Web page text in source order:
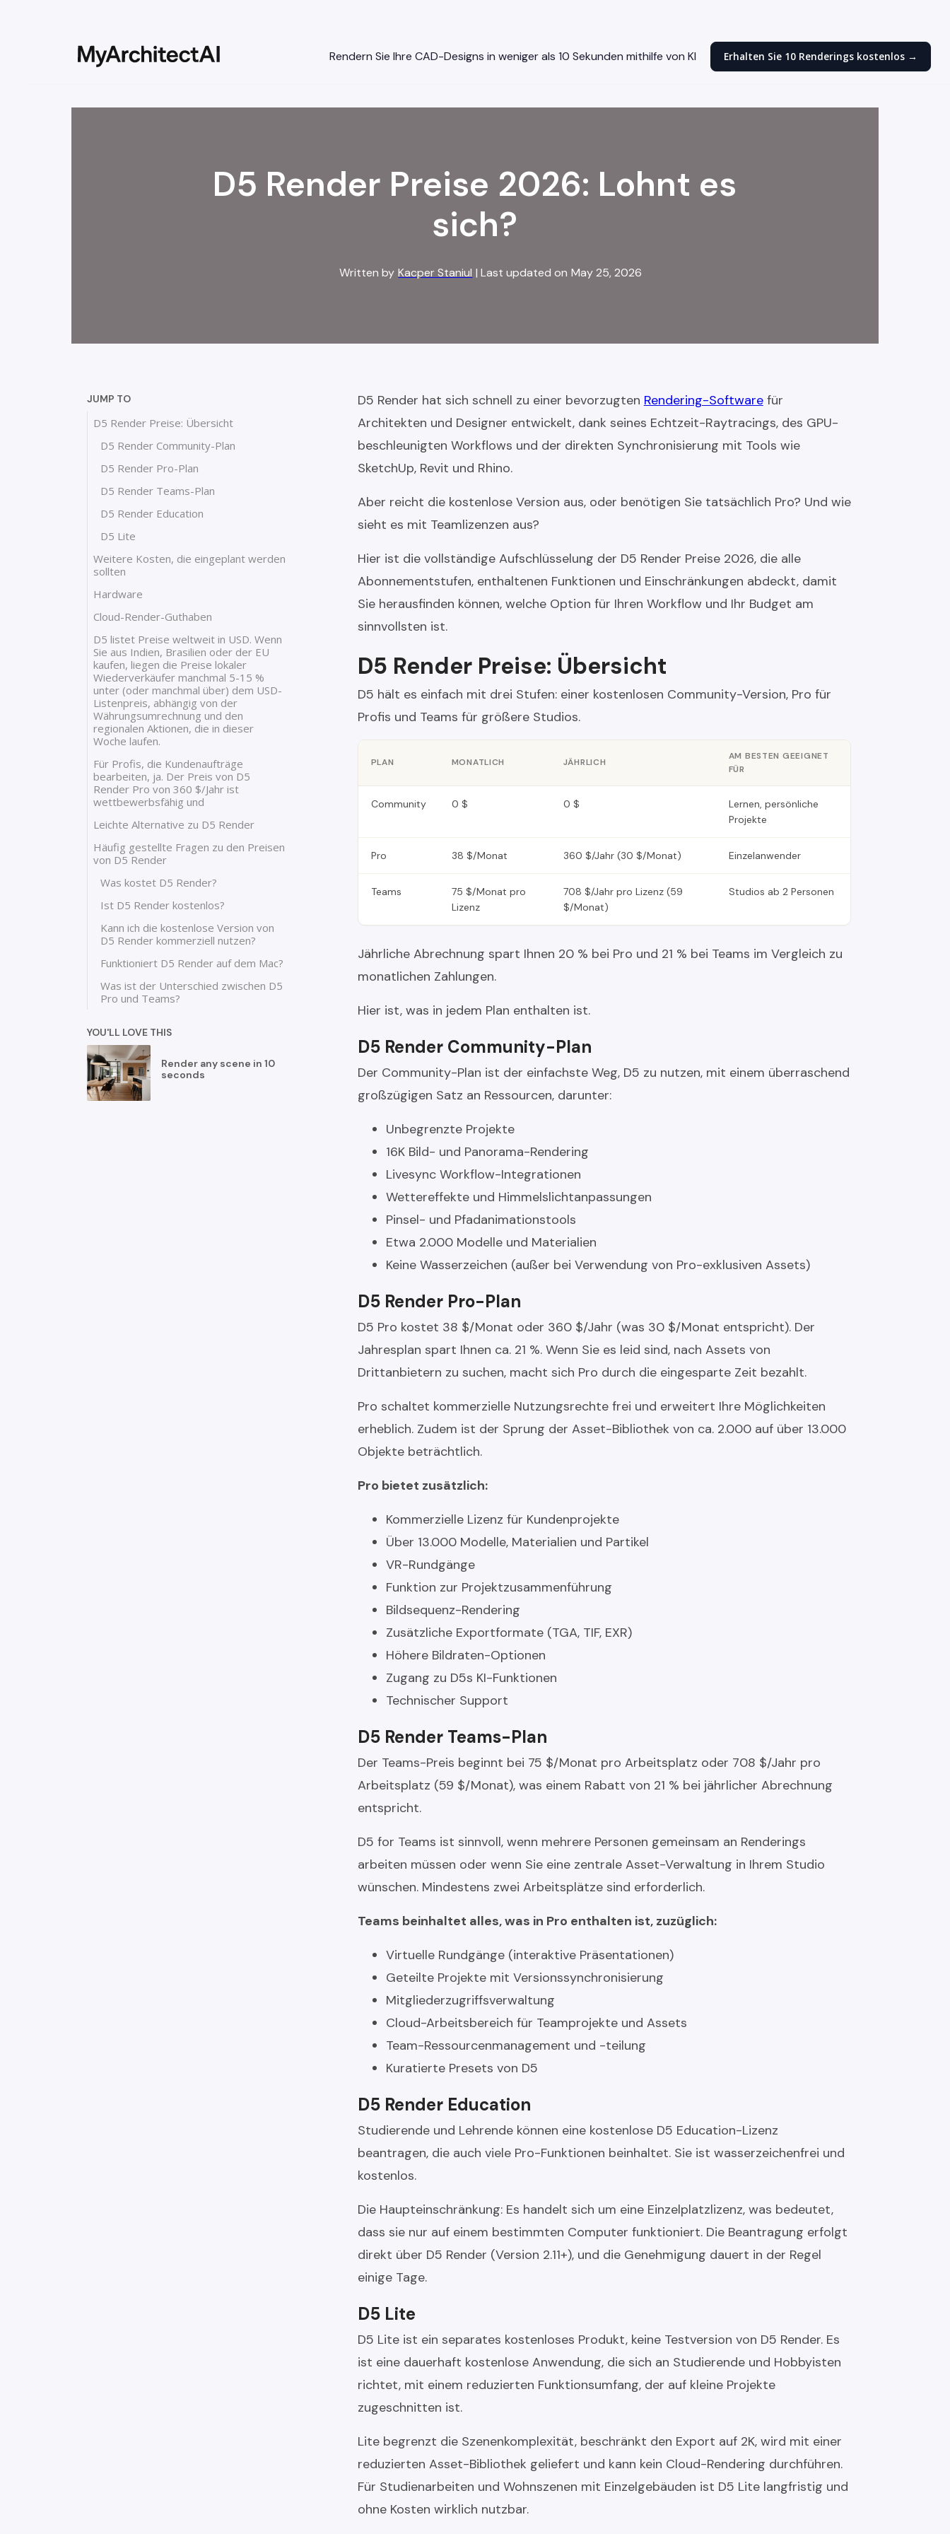
Rendern Sie Ihre CAD-Designs in weniger als 10 Sekunden mithilfe von KI Erhalten Sie 10 Renderings kostenlos →
D5 Render Preise 2026: Lohnt es
sich?
Written by Kacper Staniul | Last updated on May 25, 2026
JUMP TO
D5 Render Preise: Übersicht
D5 Render Community-Plan
D5 Render Pro-Plan
D5 Render Teams-Plan
D5 Render Education
D5 Lite
Weitere Kosten, die eingeplant werden
sollten
Hardware
Cloud-Render-Guthaben
D5 listet Preise weltweit in USD. Wenn
Sie aus Indien, Brasilien oder der EU
kaufen, liegen die Preise lokaler
Wiederverkäufer manchmal 5-15 %
unter (oder manchmal über) dem USD-
Listenpreis, abhängig von der
Währungsumrechnung und den
regionalen Aktionen, die in dieser
Woche laufen.
Für Profis, die Kundenaufträge
bearbeiten, ja. Der Preis von D5
Render Pro von 360 $/Jahr ist
wettbewerbsfähig und
Leichte Alternative zu D5 Render
Häufig gestellte Fragen zu den Preisen
von D5 Render
Was kostet D5 Render?
Ist D5 Render kostenlos?
Kann ich die kostenlose Version von
D5 Render kommerziell nutzen?
Funktioniert D5 Render auf dem Mac?
Was ist der Unterschied zwischen D5
Pro und Teams?
YOU'LL LOVE THIS
Render any scene in 10
seconds
D5 Render hat sich schnell zu einer bevorzugten Rendering-Softwarefür
Architekten und Designer entwickelt, dank seines Echtzeit-Raytracings, des GPU-
beschleunigten Workflows und der direkten Synchronisierung mit Tools wie
SketchUp, Revit und Rhino.
Aber reicht die kostenlose Version aus, oder benötigen Sie tatsächlich Pro? Und wie
sieht es mit Teamlizenzen aus?
Hier ist die vollständige Aufschlüsselung der D5 Render Preise 2026, die alle
Abonnementstufen, enthaltenen Funktionen und Einschränkungen abdeckt, damit
Sie herausfinden können, welche Option für Ihren Workflow und Ihr Budget am
sinnvollsten ist.
D5 Render Preise: Übersicht
D5 hält es einfach mit drei Stufen: einer kostenlosen Community-Version, Pro für
Profis und Teams für größere Studios.
PLAN MONATLICH JÄHRLICH
AM BESTEN GEEIGNET
FÜR
Community 0 $ 0 $
Lernen, persönliche
Projekte
Pro 38 $/Monat 360 $/Jahr (30 $/Monat) Einzelanwender
Teams
75 $/Monat pro
Lizenz
708 $/Jahr pro Lizenz (59
$/Monat)
Studios ab 2 Personen
Jährliche Abrechnung spart Ihnen 20 % bei Pro und 21 % bei Teams im Vergleich zu
monatlichen Zahlungen.
Hier ist, was in jedem Plan enthalten ist.
D5 Render Community-Plan
Der Community-Plan ist der einfachste Weg, D5 zu nutzen, mit einem überraschend
großzügigen Satz an Ressourcen, darunter:
Unbegrenzte Projekte
16K Bild- und Panorama-Rendering
Livesync Workflow-Integrationen
Wettereffekte und Himmelslichtanpassungen
Pinsel- und Pfadanimationstools
Etwa 2.000 Modelle und Materialien
Keine Wasserzeichen (außer bei Verwendung von Pro-exklusiven Assets)
D5 Render Pro-Plan
D5 Pro kostet 38 $/Monat oder 360 $/Jahr (was 30 $/Monat entspricht). Der
Jahresplan spart Ihnen ca. 21 %. Wenn Sie es leid sind, nach Assets von
Drittanbietern zu suchen, macht sich Pro durch die eingesparte Zeit bezahlt.
Pro schaltet kommerzielle Nutzungsrechte frei und erweitert Ihre Möglichkeiten
erheblich. Zudem ist der Sprung der Asset-Bibliothek von ca. 2.000 auf über 13.000
Objekte beträchtlich.
Pro bietet zusätzlich:
Kommerzielle Lizenz für Kundenprojekte
Über 13.000 Modelle, Materialien und Partikel
VR-Rundgänge
Funktion zur Projektzusammenführung
Bildsequenz-Rendering
Zusätzliche Exportformate (TGA, TIF, EXR)
Höhere Bildraten-Optionen
Zugang zu D5s KI-Funktionen
Technischer Support
D5 Render Teams-Plan
Der Teams-Preis beginnt bei 75 $/Monat pro Arbeitsplatz oder 708 $/Jahr pro
Arbeitsplatz (59 $/Monat), was einem Rabatt von 21 % bei jährlicher Abrechnung
entspricht.
D5 for Teams ist sinnvoll, wenn mehrere Personen gemeinsam an Renderings
arbeiten müssen oder wenn Sie eine zentrale Asset-Verwaltung in Ihrem Studio
wünschen. Mindestens zwei Arbeitsplätze sind erforderlich.
Teams beinhaltet alles, was in Pro enthalten ist, zuzüglich:
Virtuelle Rundgänge (interaktive Präsentationen)
Geteilte Projekte mit Versionssynchronisierung
Mitgliederzugriffsverwaltung
Cloud-Arbeitsbereich für Teamprojekte und Assets
Team-Ressourcenmanagement und -teilung
Kuratierte Presets von D5
D5 Render Education
Studierende und Lehrende können eine kostenlose D5 Education-Lizenz
beantragen, die auch viele Pro-Funktionen beinhaltet. Sie ist wasserzeichenfrei und
kostenlos.
Die Haupteinschränkung: Es handelt sich um eine Einzelplatzlizenz, was bedeutet,
dass sie nur auf einem bestimmten Computer funktioniert. Die Beantragung erfolgt
direkt über D5 Render (Version 2.11+), und die Genehmigung dauert in der Regel
einige Tage.
D5 Lite
D5 Lite ist ein separates kostenloses Produkt, keine Testversion von D5 Render. Es
ist eine dauerhaft kostenlose Anwendung, die sich an Studierende und Hobbyisten
richtet, mit einem reduzierten Funktionsumfang, der auf kleine Projekte
zugeschnitten ist.
Lite begrenzt die Szenenkomplexität, beschränkt den Export auf 2K, wird mit einer
reduzierten Asset-Bibliothek geliefert und kann kein Cloud-Rendering durchführen.
Für Studienarbeiten und Wohnszenen mit Einzelgebäuden ist D5 Lite langfristig und
ohne Kosten wirklich nutzbar.